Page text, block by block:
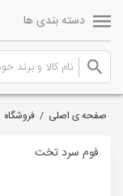
دسته بندی ها
صفحه ی اصلی / فروشگاه
فوم سرد تخت